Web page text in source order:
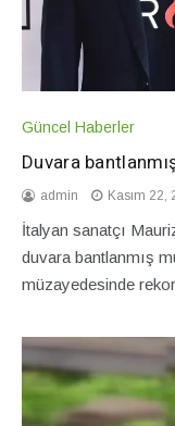
Güncel Haberler
Duvara
admin Kasım 22,
İtalyan sanatçı
duvara bantlanmış
müzayedesinde